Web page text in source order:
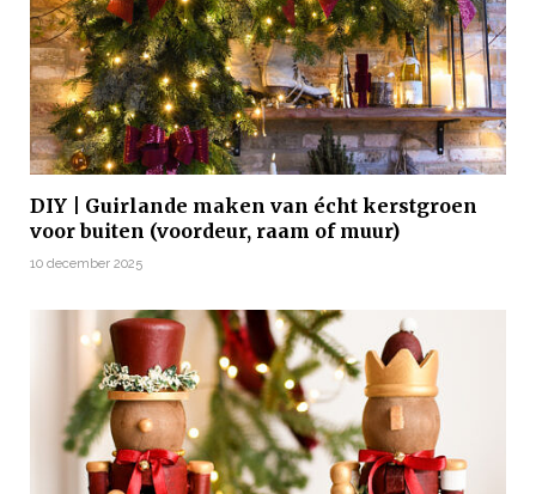
DIY | Guirlande maken van écht kerstgroen
voor buiten (voordeur, raam of muur)
10 december 2025